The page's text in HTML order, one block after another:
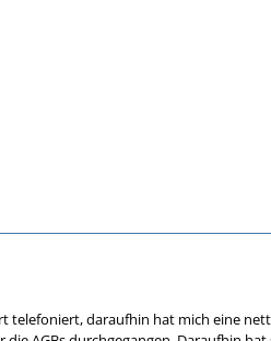
telefoniert, daraufhin hat mich eine